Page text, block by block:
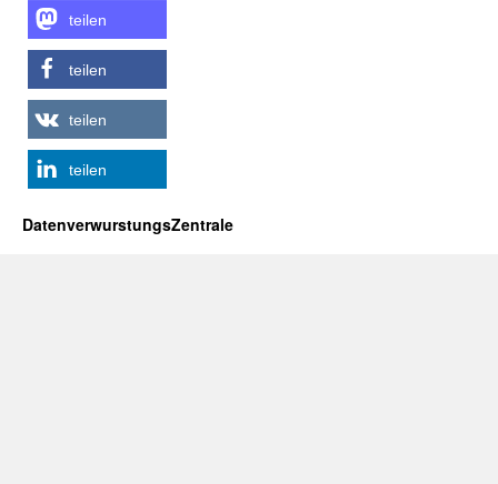
teilen
teilen
teilen
teilen
DatenverwurstungsZentrale